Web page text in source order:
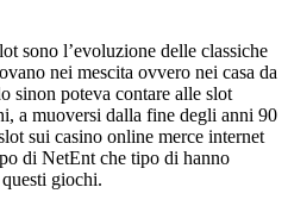
sono l’evoluzione delle classiche
nei mescita ovvero nei casa da
sinon poteva contare alle slot
a muoversi dalla fine degli anni 90
sui casino online merce internet
di NetEnt che tipo di hanno
giochi.